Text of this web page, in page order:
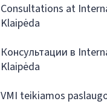
Consultations at
Klaipėda
Консультации в
Klaipėda
VMI teikiamos